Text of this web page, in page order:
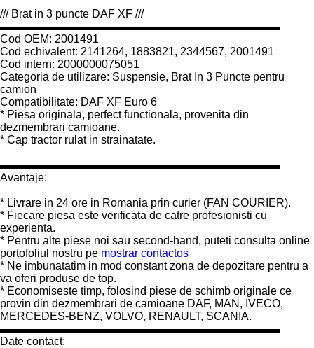
/// Brat in 3 puncte DAF XF ///
▬▬▬▬▬▬▬▬▬▬▬▬▬▬▬▬▬▬▬▬▬▬▬▬▬
Cod OEM: 2001491
Cod echivalent: 2141264, 1883821, 2344567, 2001491
Cod intern: 2000000075051
Categoria de utilizare: Suspensie, Brat In 3 Puncte pentru
camion
Compatibilitate: DAF XF Euro 6
* Piesa originala, perfect functionala, provenita din
dezmembrari camioane.
* Cap tractor rulat in strainatate.
▬▬▬▬▬▬▬▬▬▬▬▬▬▬▬▬▬▬▬▬▬▬▬▬▬
Avantaje:
* Livrare in 24 ore in Romania prin curier (FAN COURIER).
* Fiecare piesa este verificata de catre profesionisti cu
experienta.
* Pentru alte piese noi sau second-hand, puteti consulta online
portofoliul nostru pe mostrar contactos
* Ne imbunatatim in mod constant zona de depozitare pentru a
va oferi produse de top.
* Economiseste timp, folosind piese de schimb originale ce
provin din dezmembrari de camioane DAF, MAN, IVECO,
MERCEDES-BENZ, VOLVO, RENAULT, SCANIA.
▬▬▬▬▬▬▬▬▬▬▬▬▬▬▬▬▬▬▬▬▬▬▬▬▬
Date contact: